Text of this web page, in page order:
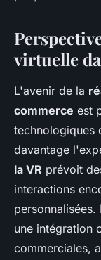
virtuelle
L'avenir de la
commerce est
technologiques
davantage
la VR prévoit
interactions
personnalisées.
une intégration
commerciales,